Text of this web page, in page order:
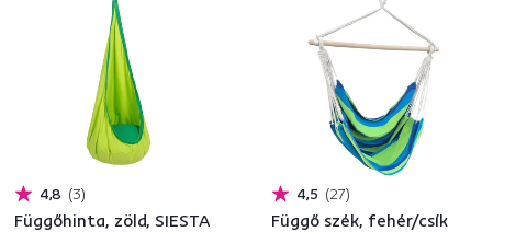
4,8 3
Függőhinta, zöld, SIESTA
4,5 27
Függő szék, fehér/csík